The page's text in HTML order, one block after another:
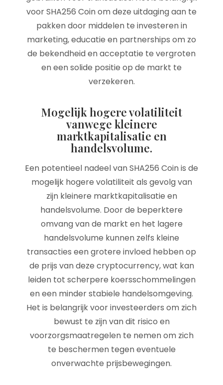
voor SHA256 Coin om deze uitdaging aan te
pakken door middelen te investeren in
marketing, educatie en partnerships om zo
de bekendheid en acceptatie te vergroten
en een solide positie op de markt te
verzekeren.
Mogelijk hogere volatiliteit
vanwege kleinere
marktkapitalisatie en
handelsvolume.
Een potentieel nadeel van SHA256 Coin is de
mogelijk hogere volatiliteit als gevolg van
zijn kleinere marktkapitalisatie en
handelsvolume. Door de beperktere
omvang van de markt en het lagere
handelsvolume kunnen zelfs kleine
transacties een grotere invloed hebben op
de prijs van deze cryptocurrency, wat kan
leiden tot scherpere koersschommelingen
en een minder stabiele handelsomgeving.
Het is belangrijk voor investeerders om zich
bewust te zijn van dit risico en
voorzorgsmaatregelen te nemen om zich
te beschermen tegen eventuele
onverwachte prijsbewegingen.